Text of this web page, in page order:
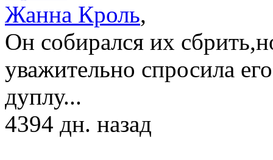
Жанна Кроль,
Он собирался их
уважительно спросила
дуплу...
4394 дн. назад